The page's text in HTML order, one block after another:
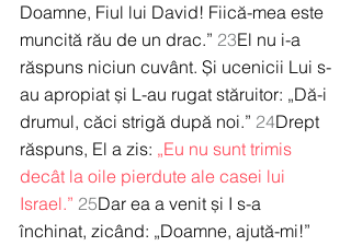
Doamne, Fiul lui David! Fiică-mea este
muncită rău de un drac.” 23El nu i-a
răspuns niciun cuvânt. Și ucenicii Lui s-
au apropiat și L-au rugat stăruitor: „Dă-i
drumul, căci strigă după noi.” 24Drept
răspuns, El a zis: „Eu nu sunt trimis
decât la oile pierdute ale casei lui
Israel.” 25Dar ea a venit și I s-a
închinat, zicând: „Doamne, ajută-mi!”